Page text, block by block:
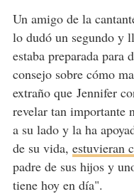
Un amigo de la
lo dudó un segundo y
estaba preparada para
consejo sobre cómo
extraño que Jennifer
revelar tan importante
a su lado y la ha
de su vida, estuvieran
padre de sus hijos y
tiene hoy en día".